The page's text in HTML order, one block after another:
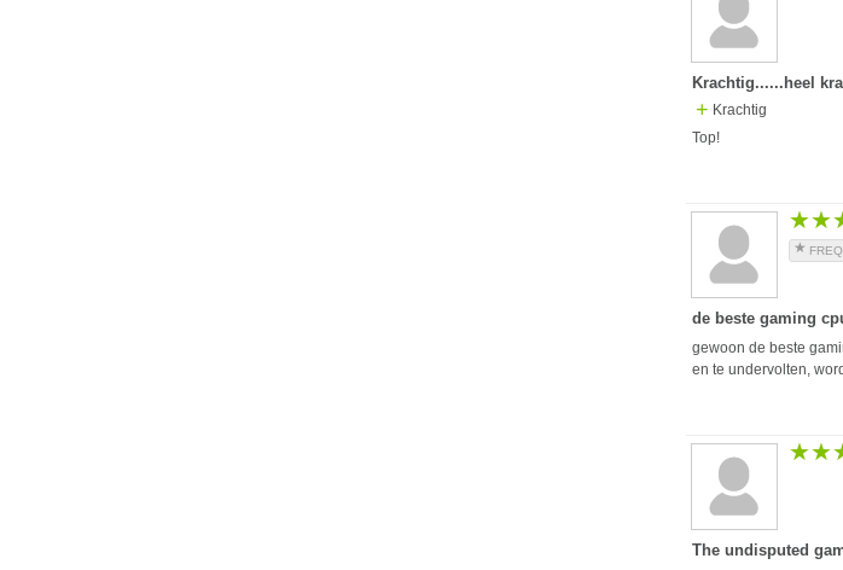
Krachtig......heel
Krachtig
Top!
de beste gaming
gewoon de beste
en te undervolten,
The undisputed